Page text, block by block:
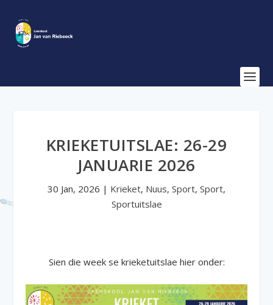
KRIEKETUITSLAE: 26-29
JANUARIE 2026
30 Jan, 2026 | Krieket, Nuus, Sport, Sport,
Sportuitslae
Sien die week se krieketuitslae hier onder: